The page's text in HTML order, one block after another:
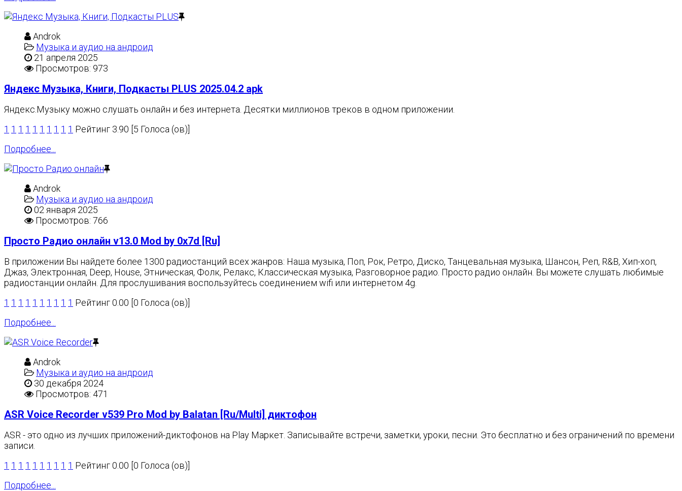
Androk
Музыка и аудио на андроид
21 апреля 2025
Просмотров: 973
Яндекс Музыка, Книги, Подкасты PLUS 2025.04.2 apk
Яндекс.Музыку можно слушать онлайн и без интернета. Десятки миллионов треков в одном приложении.
1 1 1 1 1 1 1 1 1 1 Рейтинг 3.90 [5 Голоса (ов)]
Подробнее...
Androk
Музыка и аудио на андроид
02 января 2025
Просмотров: 766
Просто Радио онлайн v13.0 Mod by 0x7d [Ru]
В приложении Вы найдете более 1300 радиостанций всех жанров: Наша музыка, Поп, Рок, Ретро, Диско, Танцевальная музыка, Шансон, Реп, R&B, Хип-хоп,
Джаз, Электронная, Deep, House, Этническая, Фолк, Релакс, Классическая музыка, Разговорное радио. Просто радио онлайн. Вы можете слушать любимые
радиостанции онлайн. Для прослушивания воспользуйтесь соединением wifi или интернетом 4g.
1 1 1 1 1 1 1 1 1 1 Рейтинг 0.00 [0 Голоса (ов)]
Подробнее...
Androk
Музыка и аудио на андроид
30 декабря 2024
Просмотров: 471
ASR Voice Recorder v539 Pro Mod by Balatan [Ru/Multi] диктофон
ASR - это одно из лучших приложений-диктофонов на Play Маркет. Записывайте встречи, заметки, уроки, песни. Это бесплатно и без ограничений по времени
записи.
1 1 1 1 1 1 1 1 1 1 Рейтинг 0.00 [0 Голоса (ов)]
Подробнее...